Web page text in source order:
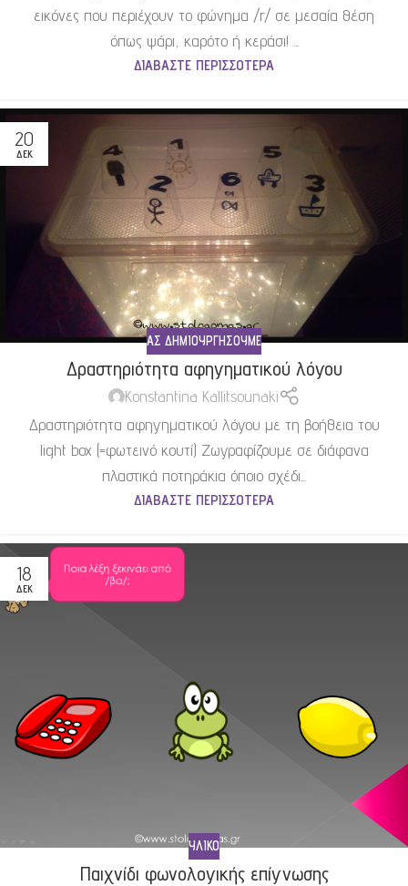
εικόνες που περιέχουν το φώνημα /r/ σε μεσαία θέση
όπως ψάρι, καρότο ή κεράσι! ...
ΔΙΑΒΆΣΤΕ ΠΕΡΙΣΣΌΤΕΡΑ
20
ΔΕΚ
ΑΣ ΔΗΜΙΟΥΡΓΉΣΟΥΜΕ
Δραστηριότητα αφηγηματικού λόγου
Konstantina Kallitsounaki
Δραστηριότητα αφηγηματικού λόγου με τη βοήθεια του
light box (=φωτεινό κουτί) Ζωγραφίζουμε σε διάφανα
πλαστικά ποτηράκια όποιο σχέδι...
ΔΙΑΒΆΣΤΕ ΠΕΡΙΣΣΌΤΕΡΑ
18
ΔΕΚ
ΥΛΙΚΌ
Παιχνίδι φωνολογικής επίγνωσης